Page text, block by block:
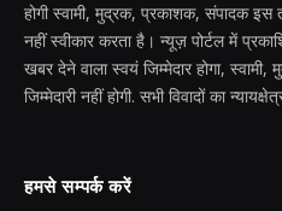
होगी स्वामी, मुद्रक, प्रकाशक, संपादक इस
नहीं स्वीकार करता है। न्यूज़ पोर्टल में
खबर देने वाला स्वयं जिम्मेदार होगा,
जिम्मेदारी नहीं होगी. सभी विवादों का
हमसे सम्पर्क करें